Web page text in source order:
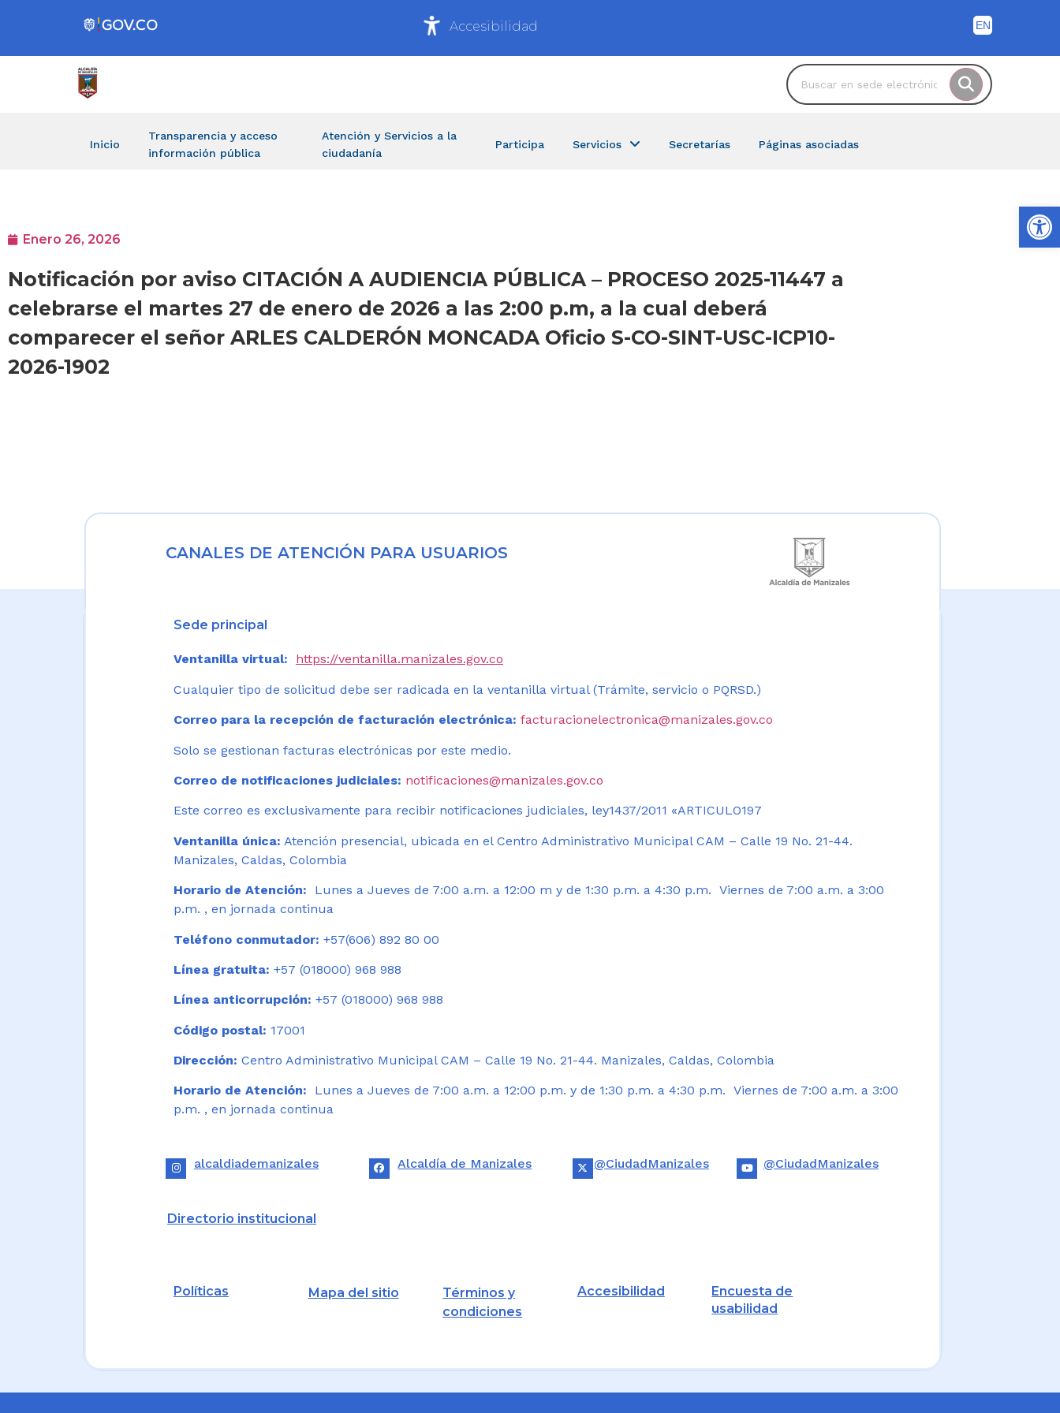
Accesibilidad
Inicio
Transparencia y acceso
información pública
Atención y Servicios a la
ciudadanía
Participa Servicios Secretarías Páginas asociadas
Enero 26, 2026
Notificación por aviso CITACIÓN A AUDIENCIA PÚBLICA – PROCESO 2025-11447 a
celebrarse el martes 27 de enero de 2026 a las 2:00 p.m, a la cual deberá
comparecer el señor ARLES CALDERÓN MONCADA Oficio S-CO-SINT-USC-ICP10-
2026-1902
CANALES DE ATENCIÓN PARA USUARIOS
Sede principal
Ventanilla virtual: https://ventanilla.manizales.gov.co
Cualquier tipo de solicitud debe ser radicada en la ventanilla virtual (Trámite, servicio o PQRSD.)
Correo para la recepción de facturación electrónica: facturacionelectronica@manizales.gov.co
Solo se gestionan facturas electrónicas por este medio.
Correo de notificaciones judiciales: notificaciones@manizales.gov.co
Este correo es exclusivamente para recibir notificaciones judiciales, ley1437/2011 «ARTICULO197
Ventanilla única: Atención presencial, ubicada en el Centro Administrativo Municipal CAM – Calle 19 No. 21-44.
Manizales, Caldas, Colombia
Horario de Atención:
Lunes a Jueves de 7:00 a.m. a 12:00 m y de 1:30 p.m. a 4:30 p.m. Viernes de 7:00 a.m. a 3:00
p.m. , en jornada continua
Teléfono conmutador: +57(606) 892 80 00
Línea gratuita: +57 (018000) 968 988
Línea anticorrupción: +57 (018000) 968 988
Código postal: 17001
Dirección: Centro Administrativo Municipal CAM – Calle 19 No. 21-44. Manizales, Caldas, Colombia
Horario de Atención: Lunes a Jueves de 7:00 a.m. a 12:00 p.m. y de 1:30 p.m. a 4:30 p.m. Viernes de 7:00 a.m. a 3:00
p.m. , en jornada continua
alcaldiademanizales Alcaldía de Manizales @CiudadManizales @CiudadManizales
Directorio institucional
Políticas Mapa del sitio
Términos y
condiciones
Accesibilidad
Encuesta de
usabilidad